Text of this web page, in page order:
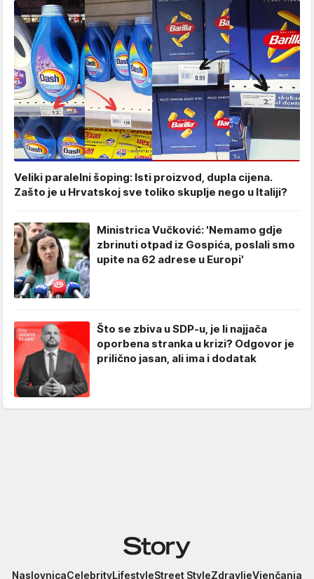
Veliki paralelni šoping: Isti proizvod, dupla cijena.
Zašto je u Hrvatskoj sve toliko skuplje nego u Italiji?
Ministrica Vučković: 'Nemamo gdje
zbrinuti otpad iz Gospića, poslali smo
upite na 62 adrese u Europi'
Što se zbiva u SDP-u, je li najjača
oporbena stranka u krizi? Odgovor je
prilično jasan, ali ima i dodatak
Story
NaslovnicaCelebrityLifestyleStreet StyleZdravljeVjenčanja